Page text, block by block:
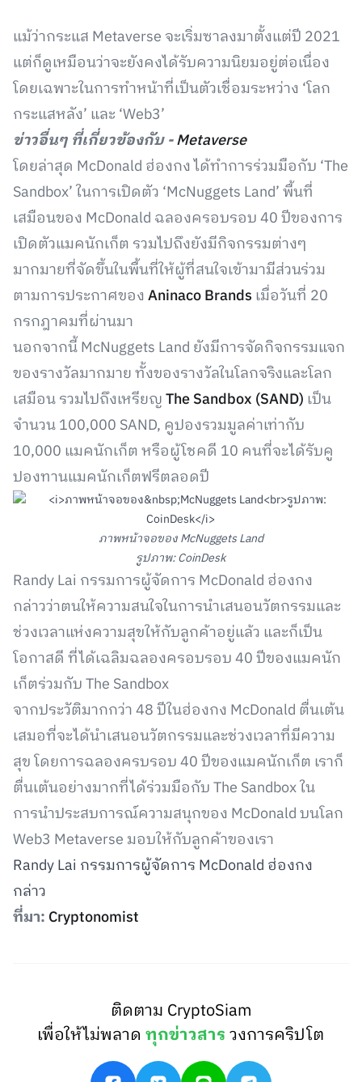
แม้ว่ากระแส Metaverse จะเริ่มซาลงมาตั้งแต่ปี 2021
แต่ก็ดูเหมือนว่าจะยังคงได้รับความนิยมอยู่ต่อเนื่อง
โดยเฉพาะในการทำหน้าที่เป็นตัวเชื่อมระหว่าง ‘โลก
กระแสหลัง’ และ ‘Web3’
ข่าวอื่นๆ ที่เกี่ยวข้องกับ -Metaverse
โดยล่าสุด McDonald ฮ่องกง ได้ทำการร่วมมือกับ ‘The
Sandbox’ ในการเปิดตัว ‘McNuggets Land’ พื้นที่
เสมือนของ McDonald ฉลองครอบรอบ 40 ปีของการ
เปิดตัวแมคนักเก็ต รวมไปถึงยังมีกิจกรรมต่างๆ
มากมายที่จัดขึ้นในพื้นที่ให้ผู้ที่สนใจเข้ามามีส่วนร่วม
ตามการประกาศของAninaco Brands เมื่อวันที่ 20
กรกฎาคมที่ผ่านมา
นอกจากนี้ McNuggets Land ยังมีการจัดกิจกรรมแจก
ของรางวัลมากมาย ทั้งของรางวัลในโลกจริงและโลก
เสมือน รวมไปถึงเหรียญThe Sandbox (SAND) เป็น
จำนวน 100,000 SAND, คูปองรวมมูลค่าเท่ากับ
10,000 แมคนักเก็ต หรือผู้โชคดี 10 คนที่จะได้รับคู
ปองทานแมคนักเก็ตฟรีตลอดปี
ภาพหน้าจอของ McNuggets Land
รูปภาพ: CoinDesk
Randy Lai กรรมการผู้จัดการ McDonald ฮ่องกง
กล่าวว่าตนให้ความสนใจในการนำเสนอนวัตกรรมและ
ช่วงเวลาแห่งความสุขให้กับลูกค้าอยู่แล้ว และก็เป็น
โอกาสดี ที่ได้เฉลิมฉลองครอบรอบ 40 ปีของแมคนัก
เก็ตร่วมกับ The Sandbox
จากประวัติมากกว่า 48 ปีในฮ่องกง McDonald ตื่นเต้น
เสมอที่จะได้นำเสนอนวัตกรรมและช่วงเวลาที่มีความ
สุข โดยการฉลองครบรอบ 40 ปีของแมคนักเก็ต เราก็
ตื่นเต้นอย่างมากที่ได้ร่วมมือกับ The Sandbox ใน
การนำประสบการณ์ความสนุกของ McDonald บนโลก
Web3 Metaverse มอบให้กับลูกค้าของเรา
Randy Lai กรรมการผู้จัดการ McDonald ฮ่องกง
กล่าว
ที่มา: Cryptonomist
ติดตาม CryptoSiam
เพื่อให้ไม่พลาดทุกข่าวสารวงการคริปโต